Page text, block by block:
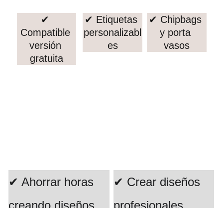
✔
Compatible
versión
gratuita
✔ Etiquetas
personalizabl
es
✔ Chipbags
y porta
vasos
✔ Ahorrar horas
creando diseños
✔ Crear diseños
profesionales